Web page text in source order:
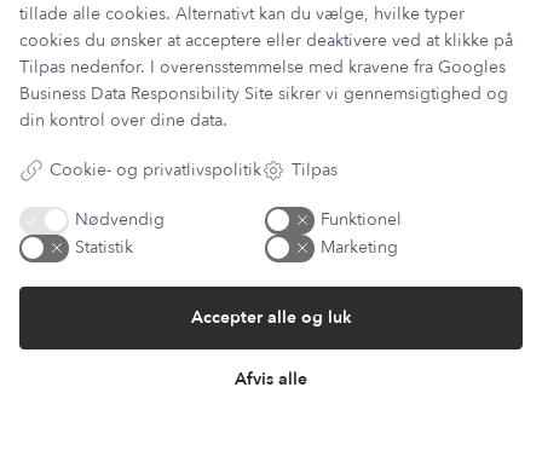
Har du et spørgsmål?
Du kan kontakte vores kundeservice på:
kundeservice@lantzcph.com
Telefon & mail besvares I tidsrummet:
Mandag, Onsdag & Fredag: 09.00 – 14.00
tillade alle cookies. Alternativt kan du vælge, hvilke typer
cookies du ønsker at acceptere eller deaktivere ved at klikke på
Tilpas nedenfor. I overensstemmelse med kravene fra Googles
Business Data Responsibility Site sikrer vi gennemsigtighed og
din kontrol over dine data.
Cookie- og privatlivspolitik Tilpas
Nødvendig
Funktionel
Statistik
Marketing
Afvis alle
Accepter alle og luk